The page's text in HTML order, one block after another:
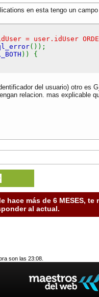
en esta tengo un
= user.idUser
());
)) {
del usuario) otro es
relacion. mas explicable
más de 6 MESES, te
al actual.
son las 23:08.